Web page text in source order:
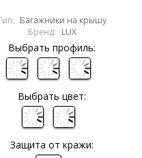
Багажники на крышу
Бренд: LUX
Выбрать профиль:
Выбрать цвет:
Защита от кражи: